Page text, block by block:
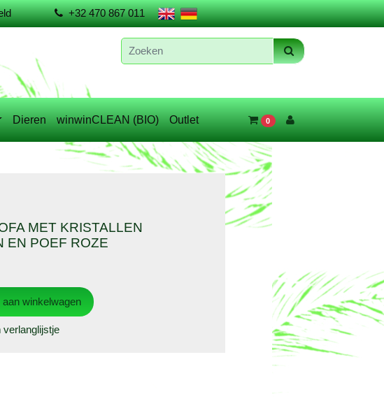
+32 470 867 011
Dieren winwinCLEAN (BIO) Outlet 0
MET KRISTALLEN
EN POEF ROZE